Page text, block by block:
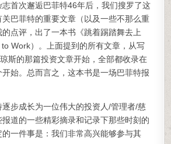
首次邂逅巴菲特46年后，我们搜罗了这
巴菲特的重要文章（以及一些不那么重
点评，出了一本书《跳着踢踏舞去上
Work）。上面提到的所有文章，从写
斯的那篇投资文章开始，全部都收录在
始。总而言之，这本书是一场巴菲特报
步成长为一位伟大的投资人/管理者/慈
道的一些精彩摘录和记录下那些时刻的
一件事是：我们非常高兴能够参与其